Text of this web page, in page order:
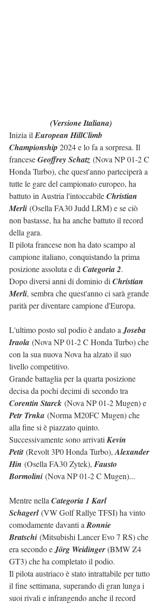
(Versione Italiana)
Inizia il European HillClimb
Championship 2024 e lo fa a sorpresa. Il
francese Geoffrey Schatz (Nova NP 01-2 C
Honda Turbo), che quest'anno parteciperà a
tutte le gare del campionato europeo, ha
battuto in Austria l'intoccabile Christian
Merli (Osella FA30 Judd LRM) e se ciò
non bastasse, ha ha anche battuto il record
della gara.
Il pilota francese non ha dato scampo al
campione italiano, conquistando la prima
posizione assoluta e di Categoria 2.
Dopo diversi anni di dominio di Christian
Merli, sembra che quest'anno ci sarà grande
parità per diventare campione d'Europa.
L'ultimo posto sul podio è andato a Joseba
Iraola (Nova NP 01-2 C Honda Turbo) che
con la sua nuova Nova ha alzato il suo
livello competitivo.
Grande battaglia per la quarta posizione
decisa da pochi decimi di secondo tra
Corentin Starck (Nova NP 01-2 Mugen) e
Petr Trnka (Norma M20FC Mugen) che
alla fine si è piazzato quinto.
Successivamente sono arrivati ​​Kevin
Petit (Revolt 3P0 Honda Turbo), Alexander
Hin (Osella FA30 Zytek), Fausto
Bormolini (Nova NP 01-2 C Mugen)...
Mentre nella Categoria 1 Karl
Schagerl (VW Golf Rallye TFSI) ha vinto
comodamente davanti a Ronnie
Bratschi (Mitsubishi Lancer Evo 7 RS) che
era secondo e Jörg Weidinger (BMW Z4
GT3) che ha completato il podio.
Il pilota austriaco è stato intrattabile per tutto
il fine settimana, superando di gran lunga i
suoi rivali e infrangendo anche il record